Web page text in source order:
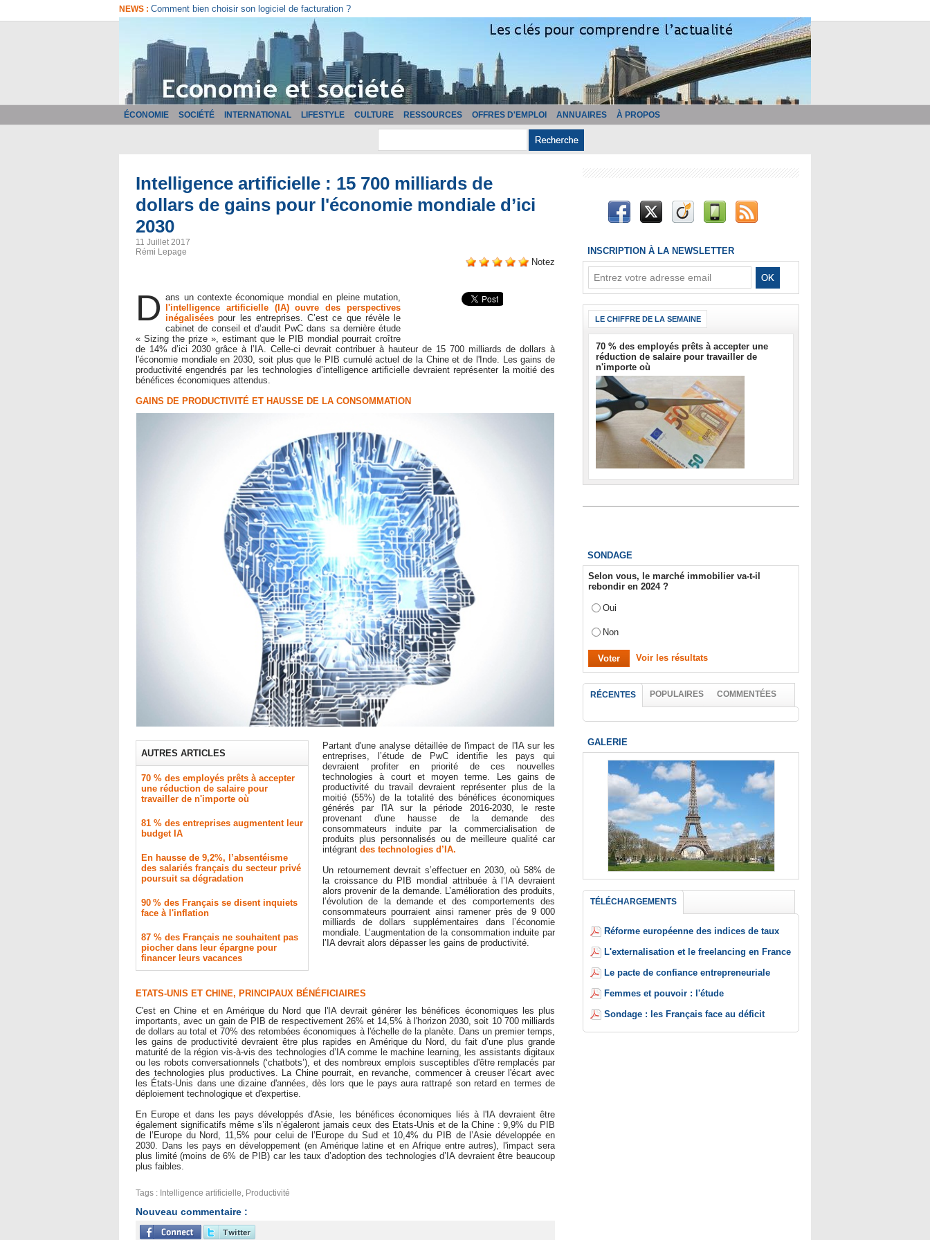
NEWS : Comment bien choisir son logiciel de facturation ?
ÉCONOMIE SOCIÉTÉ INTERNATIONAL LIFESTYLE CULTURE RESSOURCES OFFRES D'EMPLOI ANNUAIRES À PROPOS
Intelligence artificielle : 15 700 milliards de
dollars de gains pour l'économie mondiale d’ici
2030
11 Juillet 2017
Rémi Lepage
Notez
D ans un contexte économique mondial en pleine mutation,
l'intelligence artificielle (IA) ouvre des perspectives
inégalisées pour les entreprises. C’est ce que révèle le
cabinet de conseil et d’audit PwC dans sa dernière étude
« Sizing the prize », estimant que le PIB mondial pourrait croître
de 14% d’ici 2030 grâce à l’IA. Celle-ci devrait contribuer à hauteur de 15 700 milliards de dollars à
l'économie mondiale en 2030, soit plus que le PIB cumulé actuel de la Chine et de l'Inde. Les gains de
productivité engendrés par les technologies d’intelligence artificielle devraient représenter la moitié des
bénéfices économiques attendus.
GAINS DE PRODUCTIVITÉ ET HAUSSE DE LA CONSOMMATION
AUTRES ARTICLES
70 % des employés prêts à accepter
une réduction de salaire pour
travailler de n'importe où
81 % des entreprises augmentent leur
budget IA
En hausse de 9,2%, l’absentéisme
des salariés français du secteur privé
poursuit sa dégradation
90 % des Français se disent inquiets
face à l'inflation
87 % des Français ne souhaitent pas
piocher dans leur épargne pour
financer leurs vacances
Partant d'une analyse détaillée de l'impact de l'IA sur les
entreprises, l’étude de PwC identifie les pays qui
devraient profiter en priorité de ces nouvelles
technologies à court et moyen terme. Les gains de
productivité du travail devraient représenter plus de la
moitié (55%) de la totalité des bénéfices économiques
générés par l'IA sur la période 2016-2030, le reste
provenant d'une hausse de la demande des
consommateurs induite par la commercialisation de
produits plus personnalisés ou de meilleure qualité car
intégrant des technologies d’IA.
Un retournement devrait s’effectuer en 2030, où 58% de
la croissance du PIB mondial attribuée à l’IA devraient
alors provenir de la demande. L’amélioration des produits,
l’évolution de la demande et des comportements des
consommateurs pourraient ainsi ramener près de 9 000
milliards de dollars supplémentaires dans l’économie
mondiale. L’augmentation de la consommation induite par
l’IA devrait alors dépasser les gains de productivité.
ETATS-UNIS ET CHINE, PRINCIPAUX BÉNÉFICIAIRES
C'est en Chine et en Amérique du Nord que l'IA devrait générer les bénéfices économiques les plus
importants, avec un gain de PIB de respectivement 26% et 14,5% à l'horizon 2030, soit 10 700 milliards
de dollars au total et 70% des retombées économiques à l'échelle de la planète. Dans un premier temps,
les gains de productivité devraient être plus rapides en Amérique du Nord, du fait d’une plus grande
maturité de la région vis-à-vis des technologies d’IA comme le machine learning, les assistants digitaux
ou les robots conversationnels (‘chatbots’), et des nombreux emplois susceptibles d'être remplacés par
des technologies plus productives. La Chine pourrait, en revanche, commencer à creuser l'écart avec
les États-Unis dans une dizaine d'années, dès lors que le pays aura rattrapé son retard en termes de
déploiement technologique et d'expertise.
En Europe et dans les pays développés d'Asie, les bénéfices économiques liés à l'IA devraient être
également significatifs même s’ils n’égaleront jamais ceux des Etats-Unis et de la Chine : 9,9% du PIB
de l’Europe du Nord, 11,5% pour celui de l’Europe du Sud et 10,4% du PIB de l’Asie développée en
2030. Dans les pays en développement (en Amérique latine et en Afrique entre autres), l'impact sera
plus limité (moins de 6% de PIB) car les taux d’adoption des technologies d’IA devraient être beaucoup
plus faibles.
Tags : Intelligence artificielle, Productivité
Nouveau commentaire :
INSCRIPTION À LA NEWSLETTER
LE CHIFFRE DE LA SEMAINE
70 % des employés prêts à accepter une
réduction de salaire pour travailler de
n'importe où
SONDAGE
Selon vous, le marché immobilier va-t-il
rebondir en 2024 ?
Oui
Non
Voir les résultats
RÉCENTES POPULAIRES COMMENTÉES
GALERIE
TÉLÉCHARGEMENTS
Réforme européenne des indices de taux
L'externalisation et le freelancing en France
Le pacte de confiance entrepreneuriale
Femmes et pouvoir : l'étude
Sondage : les Français face au déficit